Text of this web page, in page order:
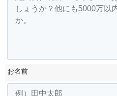
お名前